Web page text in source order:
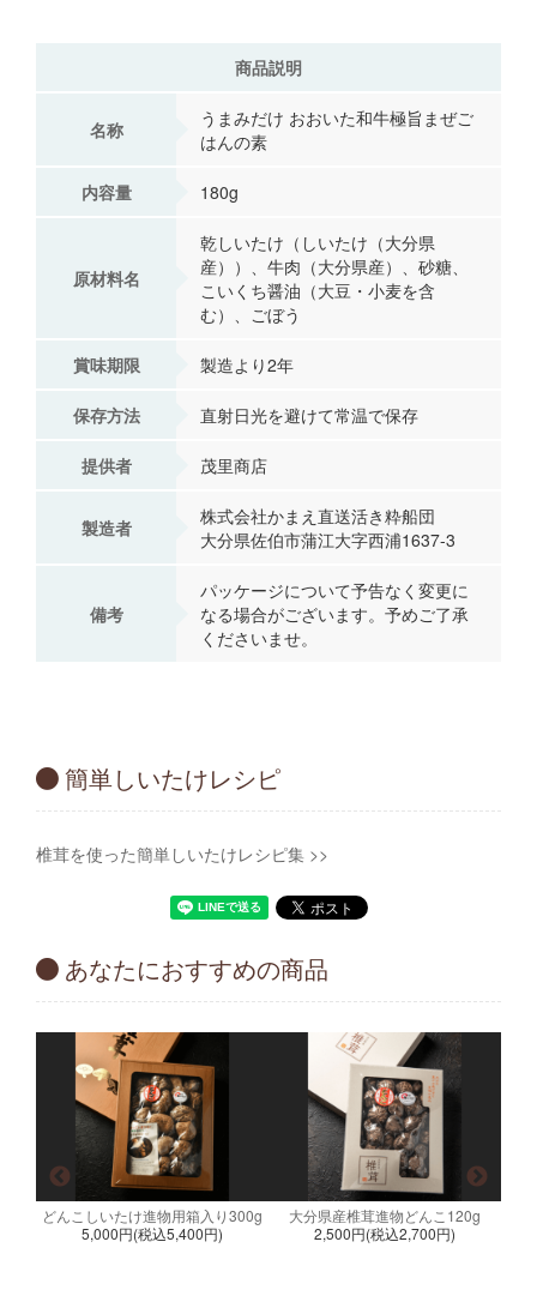
商品説明
名称
うまみだけ おおいた和牛極旨まぜご
はんの素
内容量 180g
原材料名
乾しいたけ（しいたけ（大分県
産））、牛肉（大分県産）、砂糖、
こいくち醤油（大豆・小麦を含
む）、ごぼう
賞味期限 製造より2年
保存方法 直射日光を避けて常温で保存
提供者 茂里商店
製造者
株式会社かまえ直送活き粋船団
大分県佐伯市蒲江大字西浦1637-3
備考
パッケージについて予告なく変更に
なる場合がございます。予めご了承
くださいませ。
簡単しいたけレシピ
椎茸を使った簡単しいたけレシピ集 >>
あなたにおすすめの商品
どんこしいたけ進物用箱入り300g
5,000円(税込5,400円)
大分県産椎茸進物どんこ120g
2,500円(税込2,700円)